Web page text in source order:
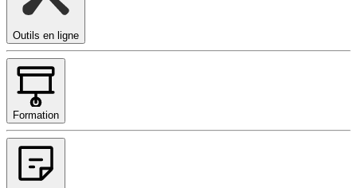
Outils en ligne
Formation